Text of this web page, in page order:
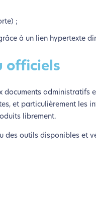
;
à un lien hypertexte
officiels
et particulièrement les
librement.
outils disponibles et